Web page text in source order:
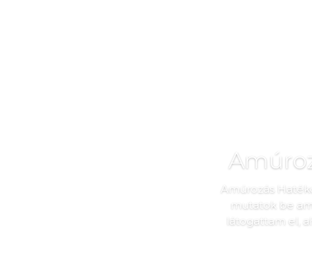
Amúrozás
mutatok be
látogattam el,